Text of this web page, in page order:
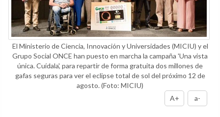
El Ministerio de Ciencia, Innovación y Universidades (MICIU) y el
Grupo Social ONCE han puesto en marcha la campaña 'Una vista
única. Cuídala', para repartir de forma gratuita dos millones de
gafas seguras para ver el eclipse total de sol del próximo 12 de
agosto.(Foto: MICIU)
A+
a-